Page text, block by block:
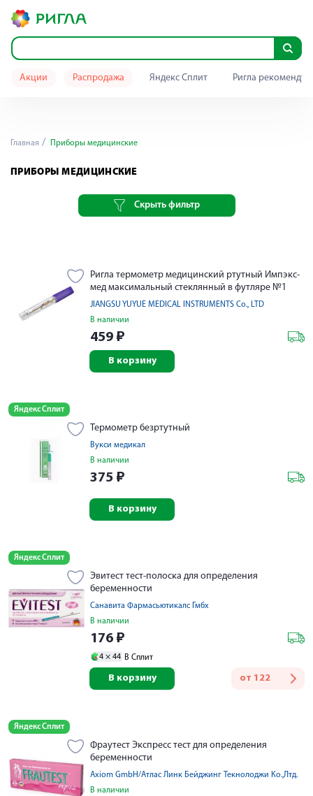
Акции Распродажа Яндекс Сплит Ригла
Главная Приборы медицинские
ПРИБОРЫ МЕДИЦИНСКИЕ
Скрыть фильтр
Ригла термометр медицинский ртутный Импэкс-
мед максимальный стеклянный в футляре №1
JIANGSU YUYUE MEDICAL INSTRUMENTS Co., LTD
В наличии
459 ₽
В корзину
Яндекс Сплит
Термометр безртутный
Вукси медикал
В наличии
375 ₽
В корзину
Яндекс Сплит
Эвитест тест-полоска для определения
беременности
Санавита Фармасьютикалс Гмбх
В наличии
176 ₽
4 × 44 В Сплит
от 122
В корзину
Яндекс Сплит
Фраутест Экспресс тест для определения
беременности
Axiom GmbH/Атлас Линк Бейджинг Текнолоджи Ко.,Лтд.
В наличии